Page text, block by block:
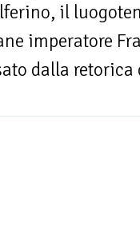
il
imperatore
dalla retorica